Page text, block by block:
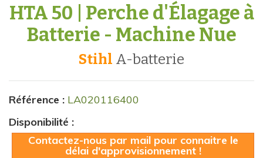
HTA 50 | Perche d'Élagage à
Batterie - Machine Nue
Stihl a-batterie
Référence : LA020116400
Disponibilité :
Contactez-nous par mail pour connaitre le
délai d'approvisionnement !